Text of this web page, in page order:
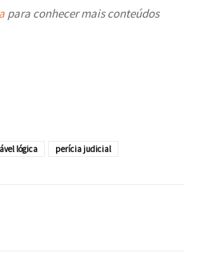
para conhecer mais conteúdos
lógica perícia judicial